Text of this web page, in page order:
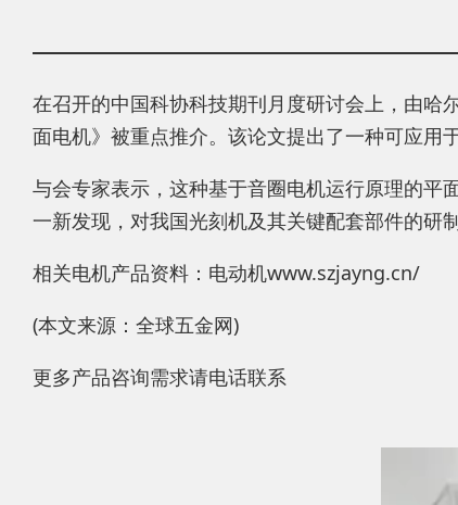
在召开的中国科协科技期刊月度研讨会上，由哈
面电机》被重点推介。该论文提出了一种可应
与会专家表示，这种基于音圈电机运行原理的平
一新发现，对我国光刻机及其关键配套部件的研
相关电机产品资料：电动机www.szjayng.cn/
(本文来源：全球五金网)
更多产品咨询需求请电话联系